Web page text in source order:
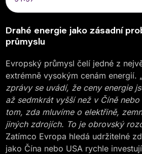
Drahé energie jako zásadní
průmyslu
Evropský průmysl čelí jedné z
extrémně vysokým cenám energií. „
zprávy se uvádí, že ceny energie
až sedmkrát vyšší než v Číně
tom, zda mluvíme o elektřině,
jiných zdrojích. To je obrovský
Zatímco Evropa hledá udržitelné
jako Čína nebo USA rychle